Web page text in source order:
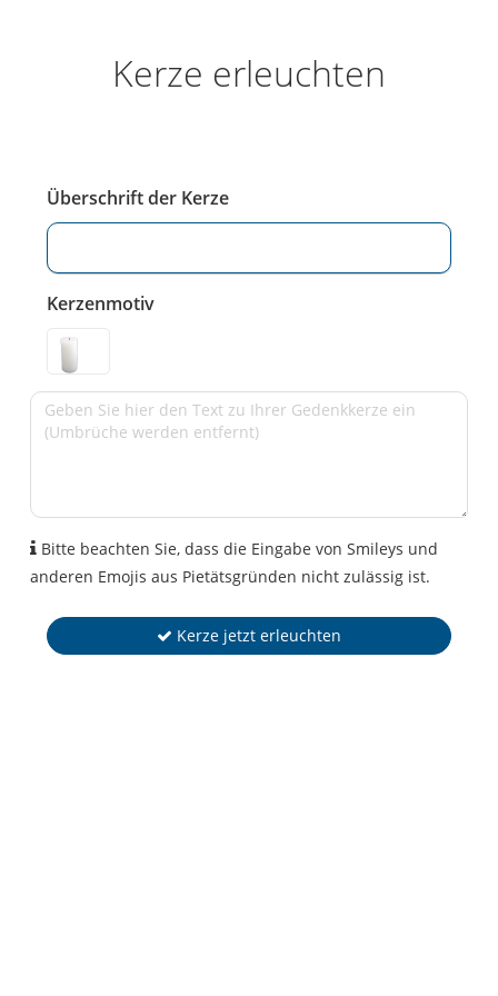
Kerze erleuchten
Überschrift der Kerze
Kerzenmotiv
Bitte beachten Sie, dass die Eingabe von Smileys und
anderen Emojis aus Pietätsgründen nicht zulässig ist.
Kerze jetzt erleuchten